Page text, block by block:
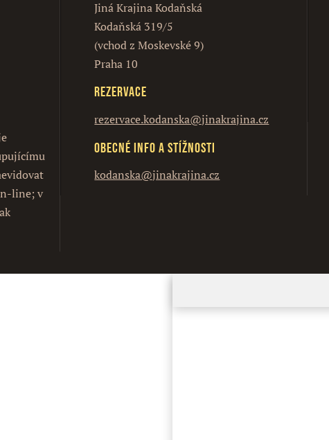
line; v
Jiná Krajina Kodaňská
Kodaňská 319/5
(vchod z Moskevské 9)
Praha 10
Rezervace
rezervace.kodanska@jinakrajina.cz
Obecné info a stížnosti
kodanska@jinakrajina.cz